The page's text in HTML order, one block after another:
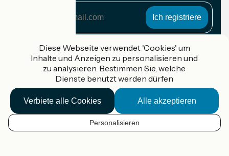
DE
Adresse
Gefördert im Rahmen von Destination France
Accueil Vélo Pro
Kontakt
Rechtliche Informationen
Diese Webseite verwendet 'Cookies' um
Inhalte und Anzeigen zu personalisieren und
zu analysieren. Bestimmen Sie, welche
Dienste benutzt werden dürfen
Alle akzeptieren
Verbiete alle Cookies
Personalisieren